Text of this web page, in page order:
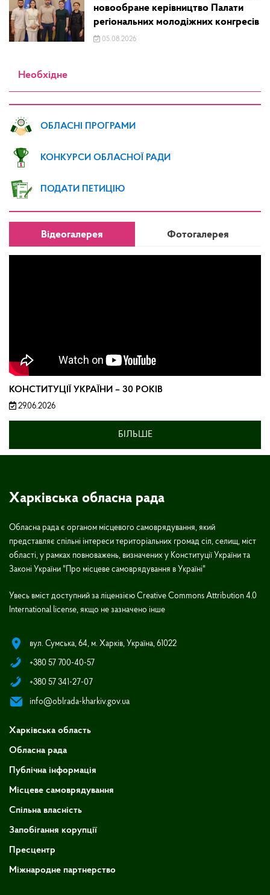
новообране керівництво Палати
регіональних молодіжних конгресів
05.08.2026
Необхідне
ОБЛАСНІ ПРОГРАМИ
КОНКУРСИ ОБЛАСНОЇ РАДИ
ПОДАТИ ПЕТИЦІЮ
Відеогалерея Фотогалерея
КОНСТИТУЦІЇ УКРАЇНИ – 30 РОКІВ
29.06.2026
БІЛЬШЕ
Харківська обласна рада
Обласна рада є органом місцевого самоврядування, який
представляє спільні інтереси територіальних громад сіл, селищ, міст
області, у рамках повноважень, визначених у Конституції України та
Законі України "Про місцеве самоврядування в Україні"
Увесь вміст доступний за ліцензією Creative Commons Attribution 4.0
International license, якщо не зазначено інше
вул. Сумська, 64, м. Харків, Україна, 61022
+380 57 700-40-57
+380 57 341-27-07
info@oblrada-kharkiv.gov.ua
Харківська область
Обласна рада
Публічна інформація
Місцеве самоврядування
Спільна власність
Запобігання корупції
Пресцентр
Міжнародне партнерство